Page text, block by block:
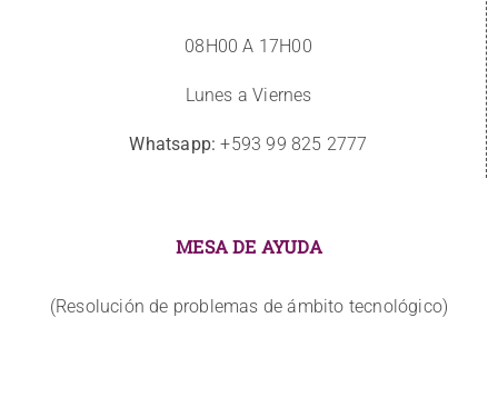
08H00 A 17H00
Lunes a Viernes
Whatsapp: +593 99 825 2777
MESA DE AYUDA
(Resolución de problemas de ámbito tecnológico)